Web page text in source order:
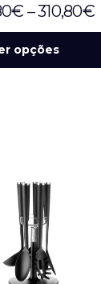
€ –310,80€
opções